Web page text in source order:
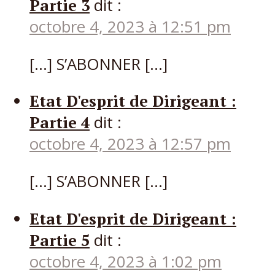
Partie 3 dit :
octobre 4, 2023 à 12:51 pm
[…] S’ABONNER […]
Etat D'esprit de Dirigeant :
Partie 4 dit :
octobre 4, 2023 à 12:57 pm
[…] S’ABONNER […]
Etat D'esprit de Dirigeant :
Partie 5 dit :
octobre 4, 2023 à 1:02 pm